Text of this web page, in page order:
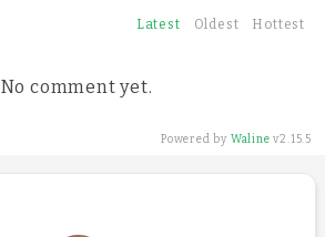
Latest Oldest Hottest
No comment yet.
Powered by Waline v2.15.5